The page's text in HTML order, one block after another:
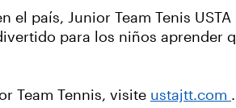
país, Junior Team Tenis
para los niños aprender
Team Tennis, visite ustajtt.com .